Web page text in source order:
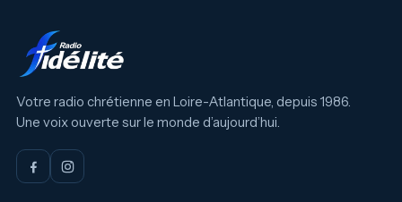
Votre radio chrétienne en Loire-Atlantique, depuis 1986.
Une voix ouverte sur le monde d’aujourd’hui.